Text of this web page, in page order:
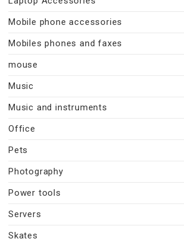
Mobile phone accessories
Mobiles phones and faxes
mouse
Music
Music and instruments
Office
Pets
Photography
Power tools
Servers
Skates